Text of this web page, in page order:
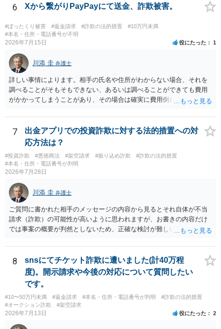
良いかと思います。
ください。
6 Xから繋がりPayPayにて送金、詐欺被害。
#ぼったくり被害 #返金請求 #詐欺の法的措置
#10万円未満
#本名・住所・電話番号が不明
2026年7月15日 役にたった 1
川添 圭 弁護士
詳しい事情によります。相手の氏名や住所がわからない場合、それを
調べることがそもそもできない、あるいは調べることができても費用
がかかってしまうことがあり、その場合は確実に費用倒れになりそう
7
出金アプリでの投資詐欺に対する法的措置への対
応方法は？
#投資詐欺 #悪徳商法 #架空請求 #振り込め詐欺
#詐欺の法的措置
#本名・住所・電話番号が判明
2026年7月28日
川添 圭 弁護士
ご質問に書かれた相手のメッセージの内容から見るとそれ自体が不当
請求（詐欺）の可能性が高いように思われますが、お書きの内容だけ
では事案の概要が判然としないため、正確な検討が難しいです。例え
画面を見て貰いながらアドバイスう受けた方が確実です。
8
snsにてチケット詐欺に遭いました(計40万程
度)。開示請求や今後の対応について質問したい
です。
#10〜50万円未満 #返金請求 #本名・住所・電話番号が判明
#詐欺の法的措置
#オークション詐欺
#架空請求
2026年7月13日 役にたった 2